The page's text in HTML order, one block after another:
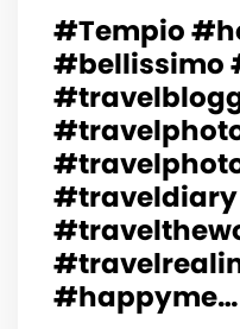
#Tempio
#bellissimo
#happyme…